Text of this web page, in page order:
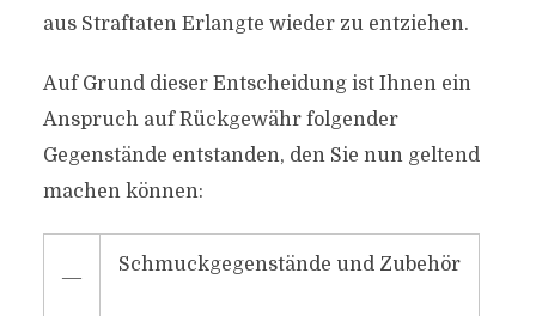
aus Straftaten Erlangte wieder zu entziehen.
Auf Grund dieser Entscheidung ist Ihnen ein
Anspruch auf Rückgewähr folgender
Gegenstände entstanden, den Sie nun geltend
machen können:
―
Schmuckgegenstände und Zubehör